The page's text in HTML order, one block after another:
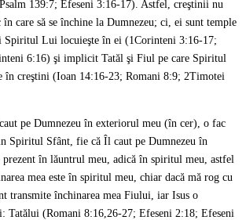
139:7; Efeseni 3:16-17). Astfel, creştinii nu
care să se închine la Dumnezeu; ci, ei sunt temple
Spiritul Lui locuieşte în ei (1Corinteni 3:16-17;
6:16) şi implicit Tatăl şi Fiul pe care Spiritul
în creştini (Ioan 14:16-23; Romani 8:9; 2Timotei
pe Dumnezeu în exteriorul meu (în cer), o fac
Spiritul Sfânt, fie că Îl caut pe Dumnezeu în
în lăuntrul meu, adică în spiritul meu, astfel
mea este în spiritul meu, chiar dacă mă rog cu
transmite închinarea mea Fiului, iar Isus o
Tatălui (Romani 8:16,26-27; Efeseni 2:18; Efeseni